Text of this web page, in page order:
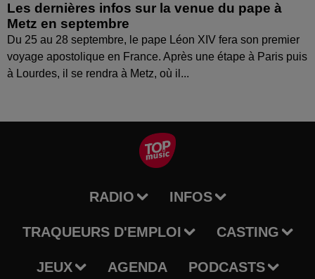
Les dernières infos sur la venue du pape à
Metz en septembre
Du 25 au 28 septembre, le pape Léon XIV fera son premier
voyage apostolique en France. Après une étape à Paris puis
à Lourdes, il se rendra à Metz, où il...
RADIO INFOS
TRAQUEURS D'EMPLOI CASTING
JEUX AGENDA PODCASTS